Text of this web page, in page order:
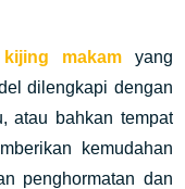
kijing makam yang
dilengkapi dengan
atau bahkan tempat
kemudahan
penghormatan dan